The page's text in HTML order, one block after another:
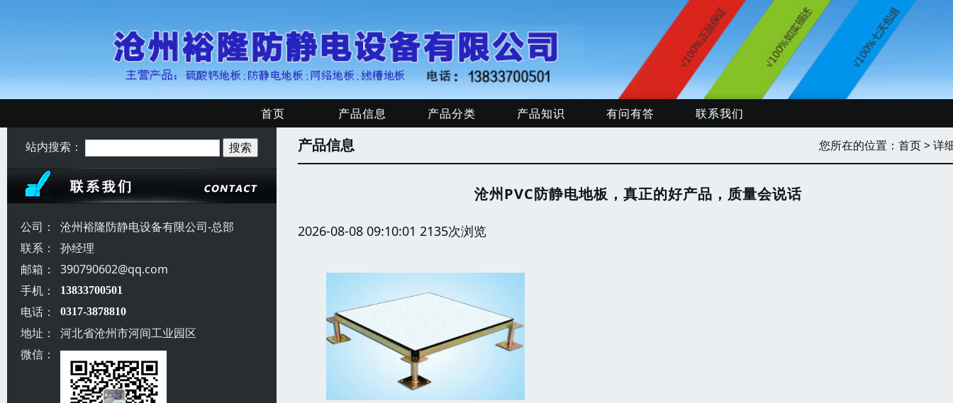
首页 产品信息 产品分类 产品知识 有问有答 联系我们
站内搜索：
公司：
沧州裕隆防静电设备有限公司-总部
联系：
孙经理
邮箱：
390790602@qq.com
手机：
13833700501
电话： 0317-3878810
地址：
河北省沧州市河间工业园区
微信：
产品信息 您所在的位置： 首页> 详
沧州PVC防静电地板，真正的好产品，质量会说话
2026-08-08 09:10:01 2135次浏览